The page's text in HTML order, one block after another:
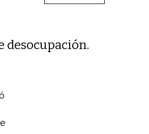
desocupación.